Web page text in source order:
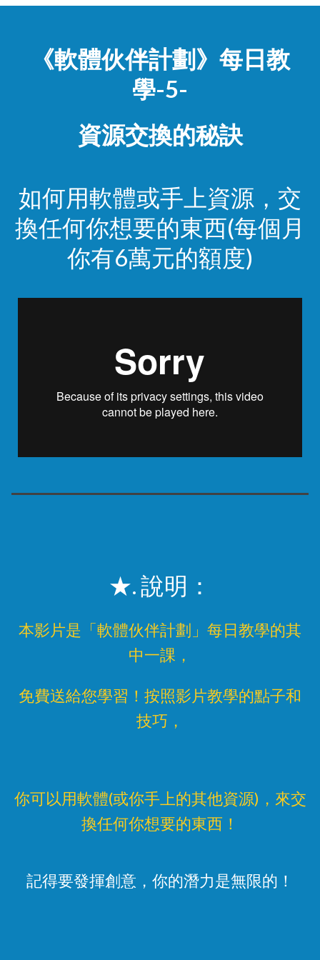
《軟體伙伴計劃》每日教
學-5-
資源交換的秘訣
如何用軟體或手上資源，交
換任何你想要的東西(每個月
你有6萬元的額度)
★. 說明：
本影片是「軟體伙伴計劃」每日教學的其
中一課，
免費送給您學習！按照影片教學的點子和
技巧，
你可以用軟體(或你手上的其他資源)，來交
換任何你想要的東西！
記得要發揮創意，你的潛力是無限的！